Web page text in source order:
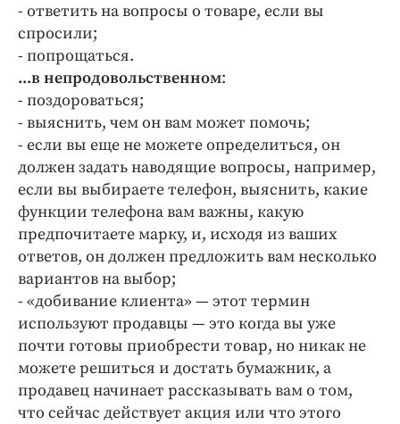
- ответить на вопросы о товаре, если вы
спросили;
- попрощаться.
...в непродовольственном:
- поздороваться;
- выяснить, чем он вам может помочь;
- если вы еще не можете определиться, он
должен задать наводящие вопросы, например,
если вы выбираете телефон, выяснить, какие
функции телефона вам важны, какую
предпочитаете марку, и, исходя из ваших
ответов, он должен предложить вам несколько
вариантов на выбор;
- «добивание клиента» — этот термин
используют продавцы — это когда вы уже
почти готовы приобрести товар, но никак не
можете решиться и достать бумажник, а
продавец начинает рассказывать вам о том,
что сейчас действует акция или что этого